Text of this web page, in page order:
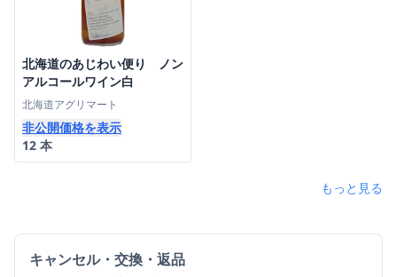
北海道のあじわい便り ノン
アルコールワイン白
北海道アグリマート
非公開価格を表示
12 本
もっと見る
キャンセル・交換・返品